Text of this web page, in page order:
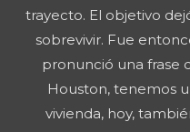
trayecto. El objetivo
sobrevivir. Fue
pronunció una frase
Houston, tenemos
vivienda, hoy,